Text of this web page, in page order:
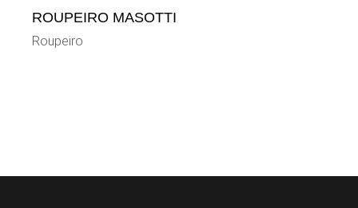
ROUPEIRO MASOTTI
Roupeiro